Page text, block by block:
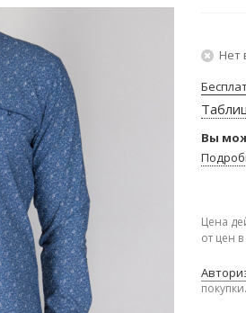
Нет
Вы
Цена
от цен
покупки.